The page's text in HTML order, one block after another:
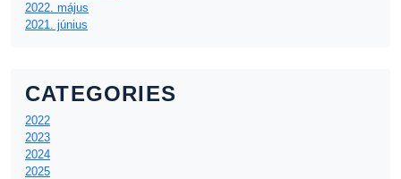
2022. május
2021. június
CATEGORIES
2022
2023
2024
2025